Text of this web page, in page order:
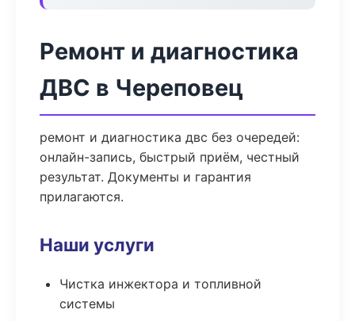
Ремонт и диагностика
ДВС в Череповец
ремонт и диагностика двс без очередей:
онлайн-запись, быстрый приём, честный
результат. Документы и гарантия
прилагаются.
Наши услуги
Чистка инжектора и топливной
системы